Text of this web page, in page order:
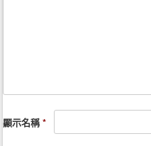
顯示名稱*